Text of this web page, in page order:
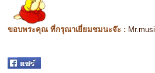
ขอบพระคุณ ที่กรุณาเยี่ยมชมนะจ๊ะ :